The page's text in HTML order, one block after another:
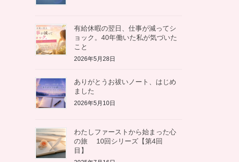
有給休暇の翌日、仕事が減ってシ
ョック。40年働いた私が気づいた
こと
2026年5月28日
ありがとうお祓いノート、はじめ
ました
2026年5月10日
わたしファーストから始まった心
の旅 10回シリーズ【第4回
目】